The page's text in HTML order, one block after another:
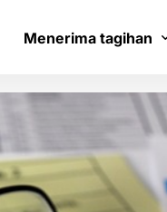
Menerima tagihan
Konfirmasi pembayaran